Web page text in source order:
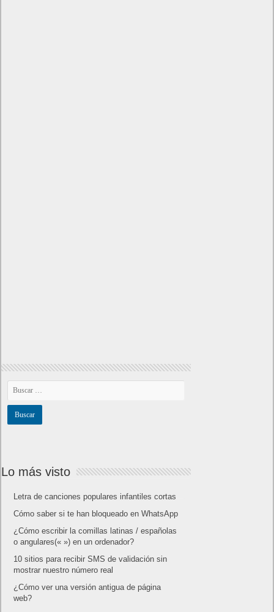
Lo más visto
Letra de canciones populares infantiles cortas
Cómo saber si te han bloqueado en WhatsApp
¿Cómo escribir la comillas latinas / españolas
o angulares(« ») en un ordenador?
10 sitios para recibir SMS de validación sin
mostrar nuestro número real
¿Cómo ver una versión antigua de página
web?